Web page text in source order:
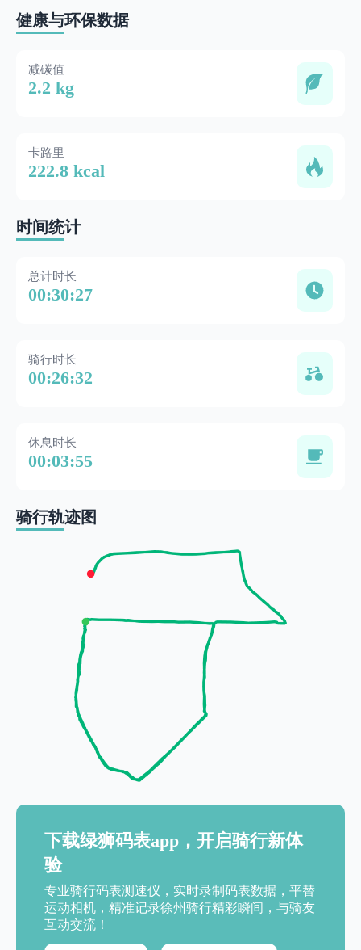
健康与环保数据
减碳值
2.2 kg
卡路里
222.8 kcal
时间统计
总计时长
00:30:27
骑行时长
00:26:32
休息时长
00:03:55
骑行轨迹图
下载绿狮码表app，开启骑行新体
验
专业骑行码表测速仪，实时录制码表数据，平替
运动相机，精准记录徐州骑行精彩瞬间，与骑友
互动交流！